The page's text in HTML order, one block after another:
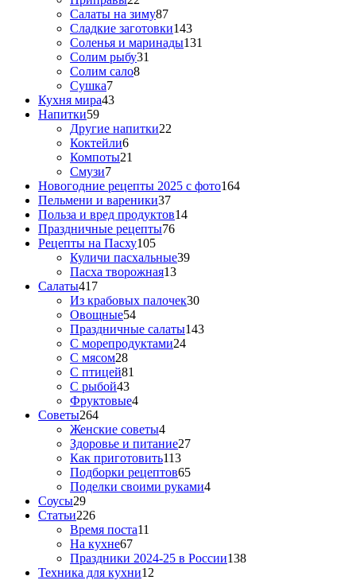
Салаты на зиму87
Сладкие заготовки143
Соленья и маринады131
Солим рыбу31
Солим сало8
Сушка7
Кухня мира43
Напитки59
Другие напитки22
Коктейли6
Компоты21
Смузи7
Новогодние рецепты 2025 с фото164
Пельмени и вареники37
Польза и вред продуктов14
Праздничные рецепты76
Рецепты на Пасху105
Куличи пасхальные39
Пасха творожная13
Салаты417
Из крабовых палочек30
Овощные54
Праздничные салаты143
С морепродуктами24
С мясом28
С птицей81
С рыбой43
Фруктовые4
Советы264
Женские советы4
Здоровье и питание27
Как приготовить113
Подборки рецептов65
Поделки своими руками4
Соусы29
Статьи226
Время поста11
На кухне67
Праздники 2024-25 в России138
Техника для кухни12